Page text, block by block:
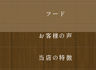
フード
お客様の声
当店の特徴